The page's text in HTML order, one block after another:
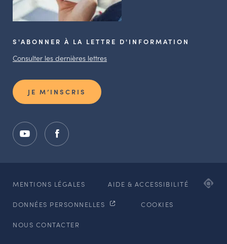
S'ABONNER À LA LETTRE D'INFORMATION
Consulter les dernières lettres
JE M’INSCRIS
MENTIONS LÉGALES AIDE & ACCESSIBILITÉ
DONNÉES PERSONNELLES COOKIES
NOUS CONTACTER